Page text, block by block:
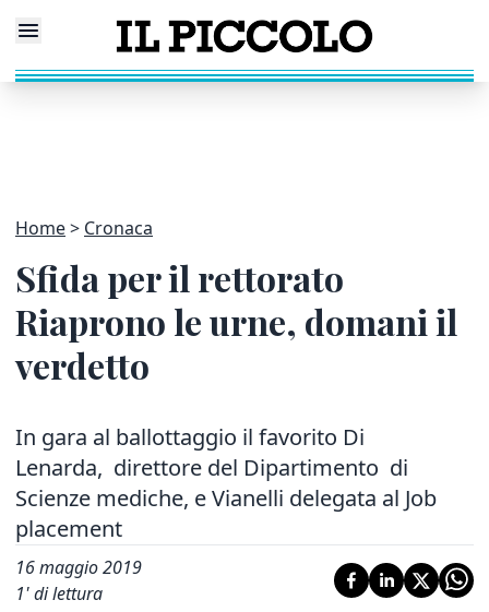
Home Cronaca
Sfida per il rettorato
Riaprono le urne, domani il
verdetto
In gara al ballottaggio il favorito Di
Lenarda, direttore del Dipartimento di
Scienze mediche, e Vianelli delegata al Job
placement
16 maggio 2019
1' di lettura